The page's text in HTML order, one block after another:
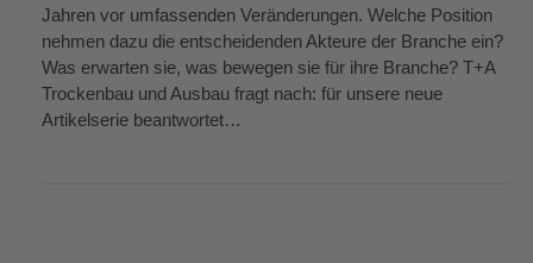
Jahren vor umfassenden Veränderungen. Welche Position
nehmen dazu die entscheidenden Akteure der Branche ein?
Was erwarten sie, was bewegen sie für ihre Branche? T+A
Trockenbau und Ausbau fragt nach: für unsere neue
Artikelserie beantwortet…